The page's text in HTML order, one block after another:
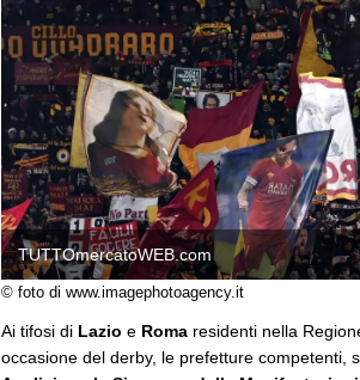
TUTTOmercatoWEB.com
© foto di www.imagephotoagency.it
Ai tifosi di Lazio e Roma residenti nella
occasione del derby, le prefetture competenti,